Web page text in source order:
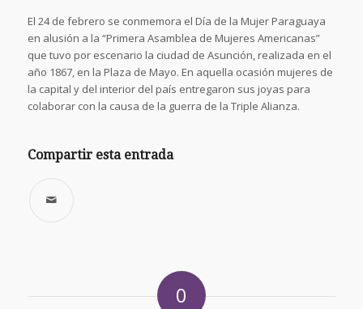
El 24 de febrero se conmemora el Día de la Mujer Paraguaya
en alusión a la “Primera Asamblea de Mujeres Americanas”
que tuvo por escenario la ciudad de Asunción, realizada en el
año 1867, en la Plaza de Mayo. En aquella ocasión mujeres de
la capital y del interior del país entregaron sus joyas para
colaborar con la causa de la guerra de la Triple Alianza.
Compartir esta entrada
0